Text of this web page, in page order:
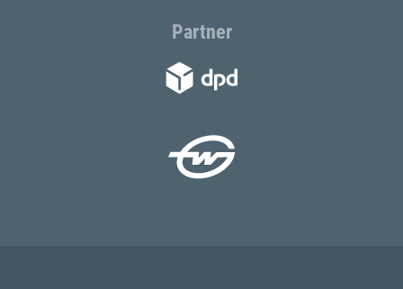
Partner